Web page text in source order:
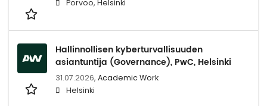
Porvoo, Helsinki
Hallinnollisen kyberturvallisuuden
asiantuntija (Governance), PwC, Helsinki
31.07.2026, Academic Work
Helsinki